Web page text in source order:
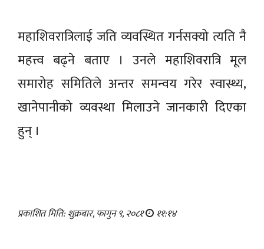
महाशिवरात्रिलाई जति व्यवस्थित गर्नसक्यो त्यति नै
महत्त्व बढ्ने बताए । उनले महाशिवरात्रि मूल
समारोह समितिले अन्तर समन्वय गरेर स्वास्थ्य,
खानेपानीको व्यवस्था मिलाउने जानकारी दिएका
हुन् ।
प्रकाशित मिति: शुक्रबार, फागुन ९, २०८१ ११:१४